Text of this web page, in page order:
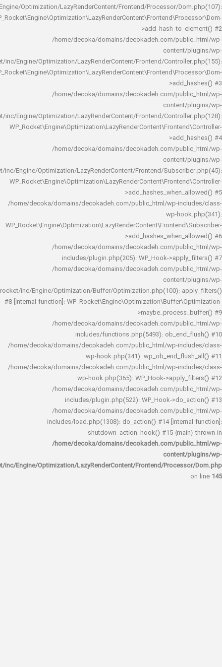
rocket/inc/Engine/Optimization/LazyRenderContent/Frontend/Processor/
/home/decoka/domains/decokadeh.com/
rocket/inc/Engine/Optimization/LazyRenderContent/Frontend/
/home/decoka/domains/decokadeh.com/
rocket/inc/Engine/Optimization/LazyRenderContent/Frontend/
/home/decoka/domains/decokadeh.com/
rocket/inc/Engine/Optimization/LazyRenderContent/Frontend/
/home/decoka/domains/decokadeh.com/public_html/wp-
wp-
/home/decoka/domains/decokadeh.com/
includes/plugin.php(205): WP_Hook-
/home/decoka/domains/decokadeh.com/
rocket/inc/Engine/Optimization/Buffer/Optimization.php(100):
#8 [internal function]:
/home/decoka/domains/decokadeh.com/
includes/functions.php(5493):
/home/decoka/domains/decokadeh.com/public_html/wp-
wp-hook.php(341):
/home/decoka/domains/decokadeh.com/public_html/wp-
wp-hook.php(365): WP_Hook-
/home/decoka/domains/decokadeh.com/
includes/plugin.php(522): WP_Hook-
/home/decoka/domains/decokadeh.com/
includes/load.php(1308): do_action() #14
shutdown_action_hook() #15
/home/decoka/domains/decokadeh.com/
rocket/inc/Engine/Optimization/LazyRenderContent/Frontend/